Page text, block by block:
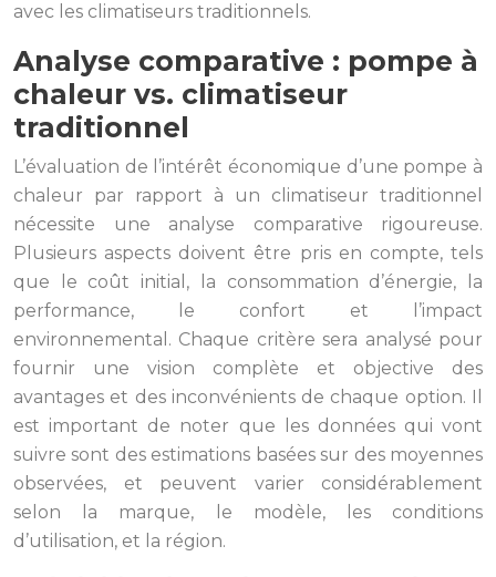
avec les climatiseurs traditionnels.
Analyse comparative : pompe à
chaleur vs. climatiseur
traditionnel
L’évaluation de l’intérêt économique d’une pompe à
chaleur par rapport à un climatiseur traditionnel
nécessite une analyse comparative rigoureuse.
Plusieurs aspects doivent être pris en compte, tels
que le coût initial, la consommation d’énergie, la
performance, le confort et l’impact
environnemental. Chaque critère sera analysé pour
fournir une vision complète et objective des
avantages et des inconvénients de chaque option. Il
est important de noter que les données qui vont
suivre sont des estimations basées sur des moyennes
observées, et peuvent varier considérablement
selon la marque, le modèle, les conditions
d’utilisation, et la région.